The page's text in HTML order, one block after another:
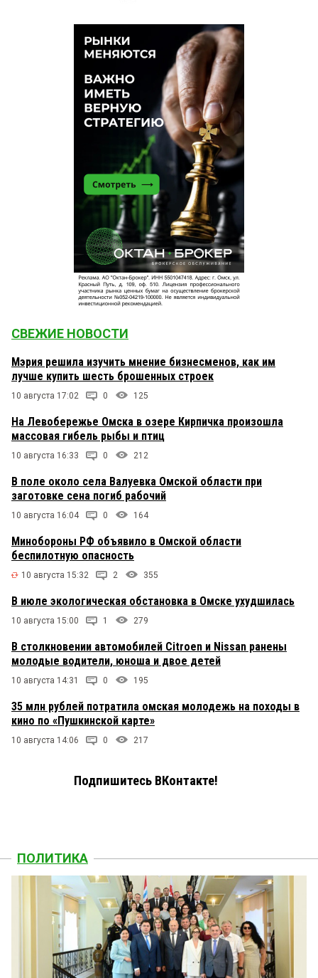
интересно, а кто решил, что он ошибся?
Горожанин 13 ноября 2013 в 23:11:
Если после этого заявления губернатора
поднимут тариф даже до 18 рублей, то прямо
противопоставят себя НАЗАРОВУ. Не решатся!
СВЕЖИЕ НОВОСТИ
Мэрия решила изучить мнение бизнесменов, как им
лучше купить шесть брошенных строек
10 августа 17:02 0 125
На Левобережье Омска в озере Кирпичка произошла
массовая гибель рыбы и птиц
10 августа 16:33 0 212
В поле около села Валуевка Омской области при
заготовке сена погиб рабочий
10 августа 16:04 0 164
Минобороны РФ объявило в Омской области
беспилотную опасность
10 августа 15:32 2 355
В июле экологическая обстановка в Омске ухудшилась
10 августа 15:00 1 279
В столкновении автомобилей Citroen и Nissan ранены
молодые водители, юноша и двое детей
10 августа 14:31 0 195
35 млн рублей потратила омская молодежь на походы в
кино по «Пушкинской карте»
10 августа 14:06 0 217
Подпишитесь ВКонтакте!
ПОЛИТИКА